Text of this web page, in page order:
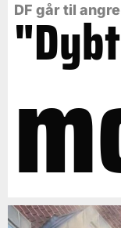
DF går til